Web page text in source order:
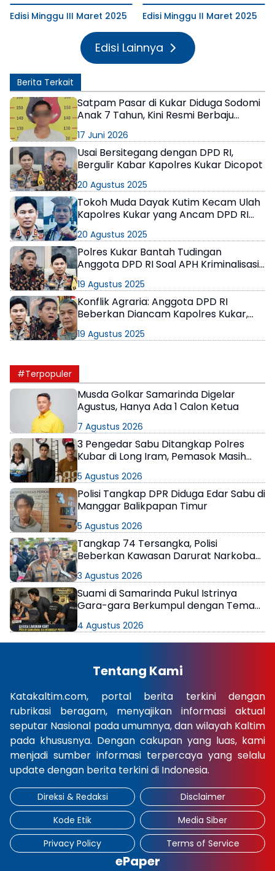
Edisi Minggu III Maret 2025 Edisi Minggu II Maret 2025
Edisi Lainnya
Berita Terkait
Satpam Pasar di Kukar Diduga Sodomi
Anak 7 Tahun, Kini Resmi Berbaju
17 Juni 2026
Usai Bersitegang dengan DPD RI,
Bergulir Kabar Kapolres Kukar Dicopot
20 Agustus 2025
Tokoh Muda Dayak Kutim Kecam Ulah
Kapolres Kukar yang Ancam DPD RI
20 Agustus 2025
Polres Kukar Bantah Tudingan
Anggota DPD RI Soal APH Kriminalisasi
19 Agustus 2025
Konflik Agraria: Anggota DPD RI
Beberkan Diancam Kapolres Kukar,
Terprovokasi
19 Agustus 2025
#Terpopuler
Musda Golkar Samarinda Digelar
Agustus, Hanya Ada 1 Calon Ketua
7 Agustus 2026
3 Pengedar Sabu Ditangkap Polres
Kubar di Long Iram, Pemasok Masih
5 Agustus 2026
Polisi Tangkap DPR Diduga Edar Sabu di
Manggar Balikpapan Timur
5 Agustus 2026
Tangkap 74 Tersangka, Polisi
Beberkan Kawasan Darurat Narkoba
3 Agustus 2026
Suami di Samarinda Pukul Istrinya
Gara-gara Berkumpul dengan Teman
4 Agustus 2026
Tentang Kami
Katakaltim.com, portal berita terkini dengan
rubrikasi beragam, menyajikan informasi aktual
seputar Nasional pada umumnya, dan wilayah Kaltim
pada khususnya. Dengan cakupan yang luas, kami
menjadi sumber informasi terpercaya yang selalu
update dengan berita terkini di Indonesia.
Direksi & Redaksi
Disclaimer
Kode Etik
Media Siber
Privacy Policy
Terms of Service
ePaper